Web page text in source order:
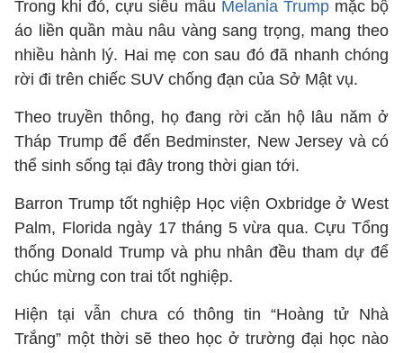
Trong khi đó, cựu siêu mẫu Melania Trumpmặc bộ
áo liền quần màu nâu vàng sang trọng, mang theo
nhiều hành lý. Hai mẹ con sau đó đã nhanh chóng
rời đi trên chiếc SUV chống đạn của Sở Mật vụ.
Theo truyền thông, họ đang rời căn hộ lâu năm ở
Tháp Trump để đến Bedminster, New Jersey và có
thể sinh sống tại đây trong thời gian tới.
Barron Trump tốt nghiệp Học viện Oxbridge ở West
Palm, Florida ngày 17 tháng 5 vừa qua. Cựu Tổng
thống Donald Trump và phu nhân đều tham dự để
chúc mừng con trai tốt nghiệp.
Hiện tại vẫn chưa có thông tin “Hoàng tử Nhà
Trắng” một thời sẽ theo học ở trường đại học nào